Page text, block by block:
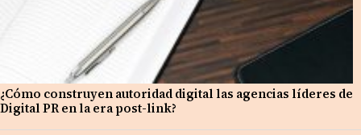
¿Cómo construyen autoridad digital las agencias líderes de
Digital PR en la era post-link?